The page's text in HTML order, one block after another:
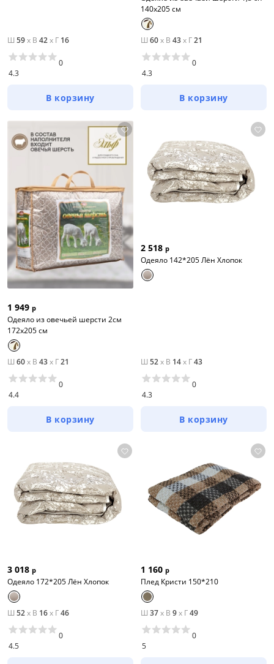
Ш 59x В 42x Г 16
4.3
0
В корзину
140x205 см
Ш 60x В 43x Г21
4.3
0
В корзину
1 949 р
Одеяло из овечьей шерсти 2см
172x205 см
Ш 60x В 43x Г21
4.4
0
В корзину
2 518 р
Одеяло 142*205 Лён Хлопок
Ш 52x В 14x Г43
4.3
0
В корзину
3 018 р
Одеяло 172*205 Лён Хлопок
Ш 52x В 16x Г46
4.5
0
1 160 р
Плед Кристи 150*210
Ш 37x В 9x Г49
5
0